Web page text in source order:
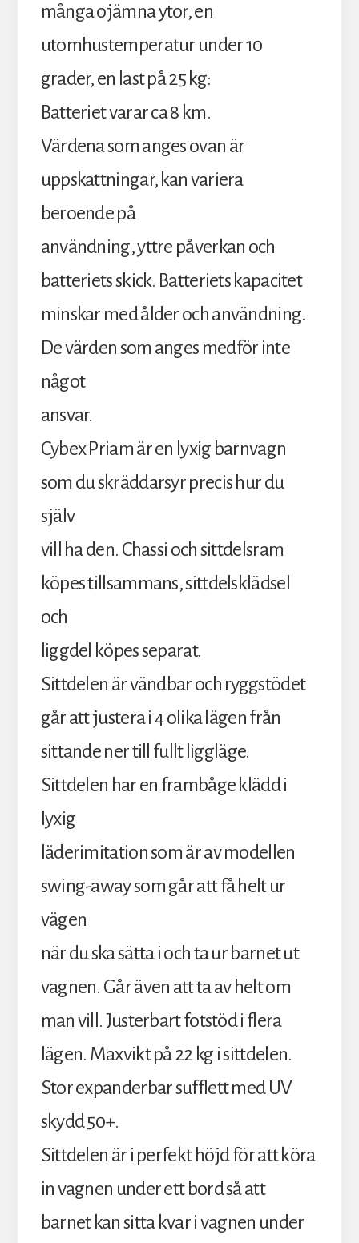
många ojämna ytor, en
utomhustemperatur under 10
grader, en last på 25 kg:
Batteriet varar ca 8 km.
Värdena som anges ovan är
uppskattningar, kan variera
beroende på
användning, yttre påverkan och
batteriets skick. Batteriets kapacitet
minskar med ålder och användning.
De värden som anges medför inte
något
ansvar.
Cybex Priam är en lyxig barnvagn
som du skräddarsyr precis hur du
själv
vill ha den. Chassi och sittdelsram
köpes tillsammans, sittdelsklädsel
och
liggdel köpes separat.
Sittdelen är vändbar och ryggstödet
går att justera i 4 olika lägen från
sittande ner till fullt liggläge.
Sittdelen har en frambåge klädd i
lyxig
läderimitation som är av modellen
swing-away som går att få helt ur
vägen
när du ska sätta i och ta ur barnet ut
vagnen. Går även att ta av helt om
man vill. Justerbart fotstöd i flera
lägen. Maxvikt på 22 kg i sittdelen.
Stor expanderbar sufflett med UV
skydd 50+.
Sittdelen är i perfekt höjd för att köra
in vagnen under ett bord så att
barnet kan sitta kvar i vagnen under